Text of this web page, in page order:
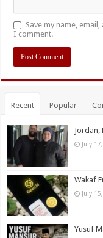
Save my name,
I comment.
Recent Popular
Jordan,
July
Wakaf
July
Yusuf